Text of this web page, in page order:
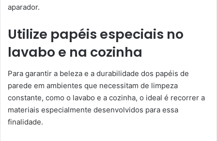
aparador.
Utilize papéis especiais no
lavabo e na cozinha
Para garantir a beleza e a durabilidade dos papéis de
parede em ambientes que necessitam de limpeza
constante, como o lavabo e a cozinha, o ideal é recorrer a
materiais especialmente desenvolvidos para essa
finalidade.